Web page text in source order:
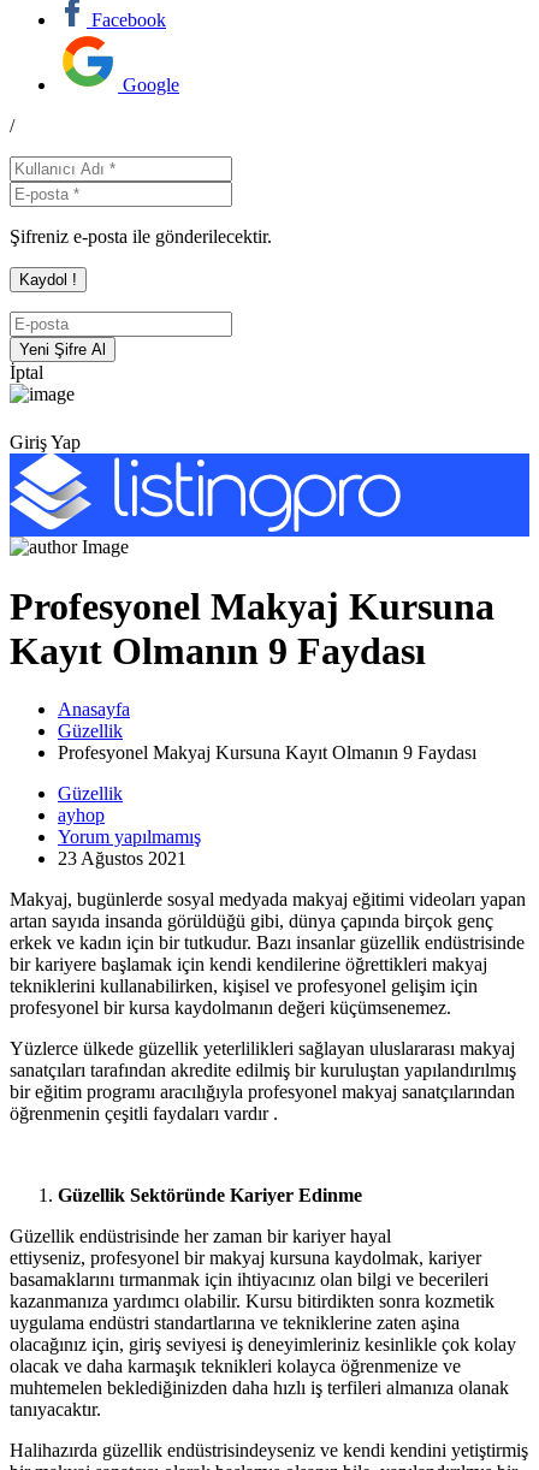
Facebook
Google
/
Şifreniz e-posta ile gönderilecektir.
İptal
Giriş Yap
Profesyonel Makyaj Kursuna
Kayıt Olmanın 9 Faydası
Anasayfa
Güzellik
Profesyonel Makyaj Kursuna Kayıt Olmanın 9 Faydası
Güzellik
ayhop
Yorum yapılmamış
23 Ağustos 2021
Makyaj, bugünlerde sosyal medyada makyaj eğitimi videoları yapan
artan sayıda insanda görüldüğü gibi, dünya çapında birçok genç
erkek ve kadın için bir tutkudur. Bazı insanlar güzellik endüstrisinde
bir kariyere başlamak için kendi kendilerine öğrettikleri makyaj
tekniklerini kullanabilirken, kişisel ve profesyonel gelişim için
profesyonel bir kursa kaydolmanın değeri küçümsenemez.
Yüzlerce ülkede güzellik yeterlilikleri sağlayan uluslararası makyaj
sanatçıları tarafından akredite edilmiş bir kuruluştan yapılandırılmış
bir eğitim programı aracılığıyla profesyonel makyaj sanatçılarından
öğrenmenin çeşitli faydaları vardır .
Güzellik Sektöründe Kariyer Edinme
Güzellik endüstrisinde her zaman bir kariyer hayal
ettiyseniz, profesyonel bir makyaj kursuna kaydolmak, kariyer
basamaklarını tırmanmak için ihtiyacınız olan bilgi ve becerileri
kazanmanıza yardımcı olabilir. Kursu bitirdikten sonra kozmetik
uygulama endüstri standartlarına ve tekniklerine zaten aşina
olacağınız için, giriş seviyesi iş deneyimleriniz kesinlikle çok kolay
olacak ve daha karmaşık teknikleri kolayca öğrenmenize ve
muhtemelen beklediğinizden daha hızlı iş terfileri almanıza olanak
tanıyacaktır.
Halihazırda güzellik endüstrisindeyseniz ve kendi kendini yetiştirmiş